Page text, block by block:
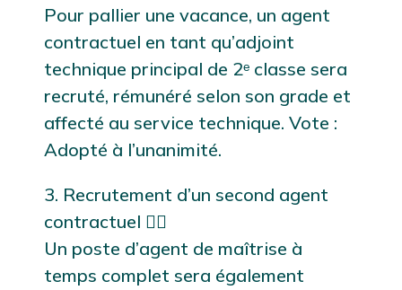
Pour pallier une vacance, un agent
contractuel en tant qu’adjoint
technique principal de 2ᵉ classe sera
recruté, rémunéré selon son grade et
affecté au service technique. Vote :
Adopté à l’unanimité.
3. Recrutement d’un second agent
contractuel 👷‍♀️
Un poste d’agent de maîtrise à
temps complet sera également